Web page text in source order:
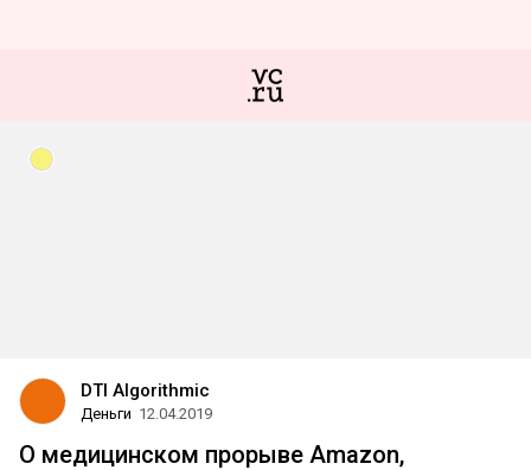
DTI Algorithmic
Деньги 12.04.2019
О медицинском прорыве Amazon,